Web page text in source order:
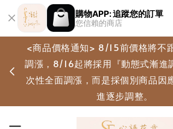
購物APP: 追蹤您的訂單
您信賴的商店
<商品價格通知> 8/15前價格將不
調漲，8/16起將採用『動態式漸進
次性全面調漲，而是採個別商品因
進逐步調整。